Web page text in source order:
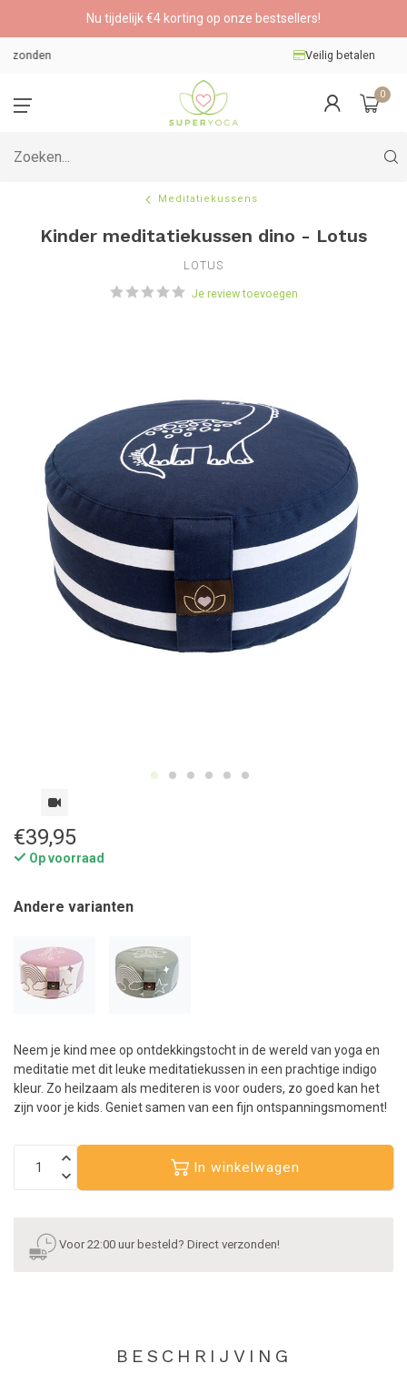
Nu tijdelijk €4 korting op onze bestsellers!
0
Meditatiekussens
Kinder meditatiekussen dino - Lotus
LOTUS
Je review toevoegen
€39,95
Op voorraad
Andere varianten
Neem je kind mee op ontdekkingstocht in de wereld van yoga en
meditatie met dit leuke meditatiekussen in een prachtige indigo
kleur. Zo heilzaam als mediteren is voor ouders, zo goed kan het
zijn voor je kids. Geniet samen van een fijn ontspanningsmoment!
In winkelwagen
Voor 22:00 uur besteld? Direct verzonden!
BESCHRIJVING